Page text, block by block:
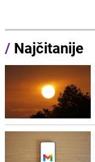
/ Najčitanije